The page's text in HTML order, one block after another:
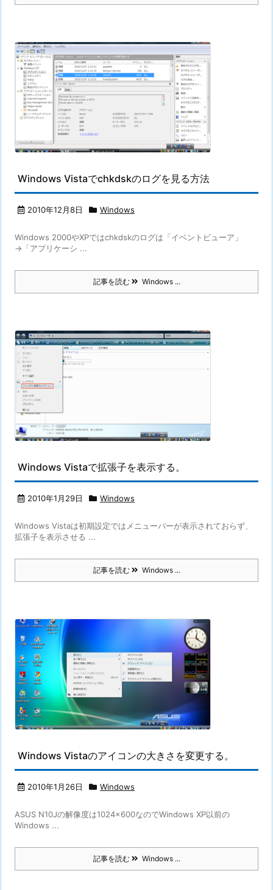
Windows Vistaでchkdskのログを見る方法
2010年12月8日 Windows
Windows 2000やXPではchkdskのログは「イベントビューア」
→「アプリケーシ ...
記事を読む Windows ...
Windows Vistaで拡張子を表示する。
2010年1月29日 Windows
Windows Vistaは初期設定ではメニューバーが表示されておらず、
拡張子を表示させる ...
記事を読む Windows ...
Windows Vistaのアイコンの大きさを変更する。
2010年1月26日 Windows
ASUS N10Jの解像度は1024×600なのでWindows XP以前の
Windows ...
記事を読む Windows ...